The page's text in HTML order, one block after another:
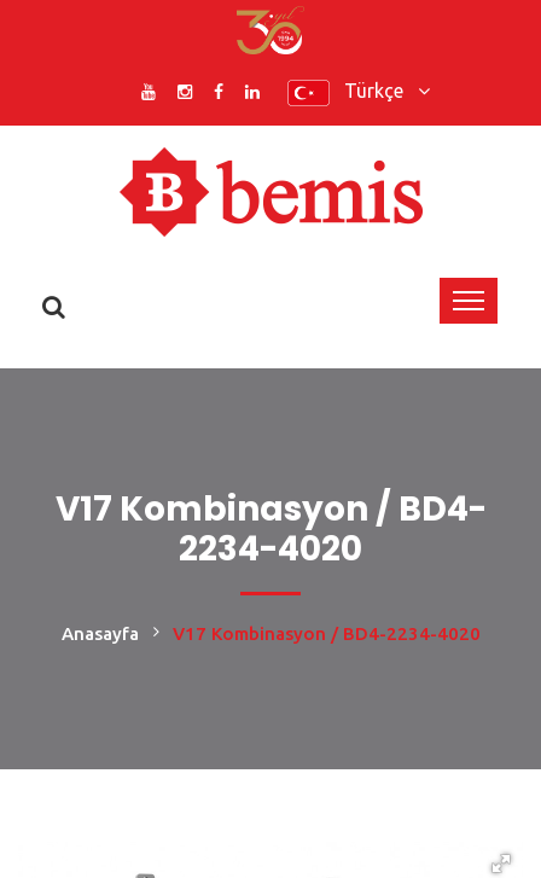
Türkçe
V17 Kombinasyon / BD4-
2234-4020
Anasayfa V17 Kombinasyon / BD4-2234-4020